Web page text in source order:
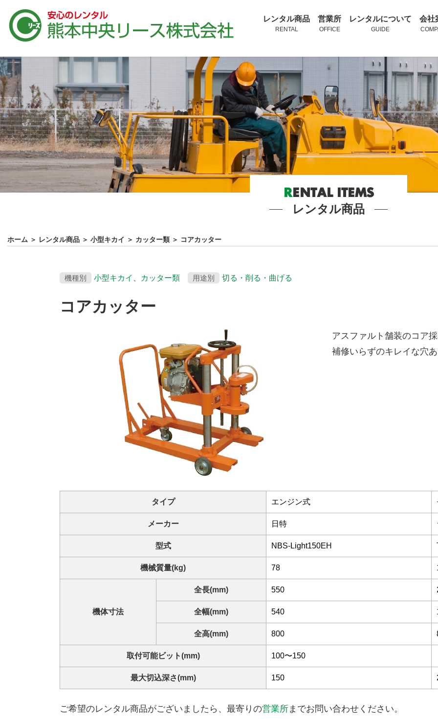
レンタル商品
RENTAL
営業所
OFFICE
レンタルについて
GUIDE
会社
RENTAL ITEMS
レンタル商品
ホーム ＞ レンタル商品 ＞ 小型キカイ ＞ カッター類 ＞ コアカッター
機種別 小型キカイ カッター類 用途別 切る・削る・曲げる
コアカッター
アスファルト舗装のコア
補修いらずのキレイな穴
タイプ エンジン式
メーカー 日特
型式 NBS-Light150EH
機械質量(kg) 78
機体寸法
全長(mm) 550
全幅(mm) 540
全高(mm) 800
取付可能ビット(mm) 100〜150
最大切込深さ(mm) 150
ご希望のレンタル商品がございましたら、最寄りの営業所までお問い合わせください。